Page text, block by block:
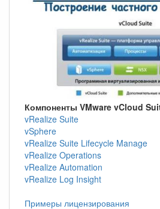
Компоненты VMware vCloud
vRealize Suite
vSphere
vRealize Suite Lifecycle Manage
vRealize Operations
vRealize Automation
vRealize Log Insight
Примеры лицензирования